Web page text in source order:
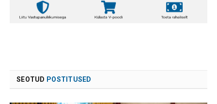
SEOTUD POSTITUSED